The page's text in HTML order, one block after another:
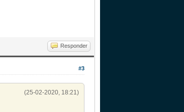
Responder
#3
(25-02-2020, 18:21)